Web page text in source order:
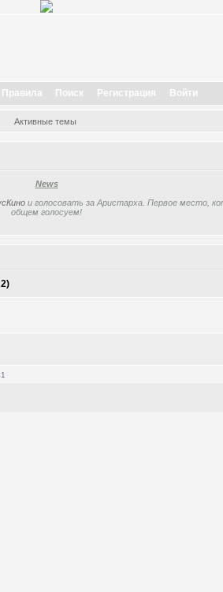
Правила Поиск Регистрация Войти
Активные темы
News
и голосовать за Аристарха. Первое место,
общем голосуем!